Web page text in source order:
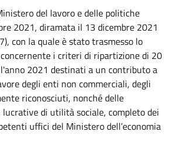
del lavoro e delle politiche
2021, diramata il 13 dicembre 2021
con la quale è stato trasmesso lo
i criteri di ripartizione di 20
2021 destinati a un contributo a
degli enti non commerciali, degli
riconosciuti, nonché delle
di utilità sociale, completo dei
uffici del Ministero dell’economia